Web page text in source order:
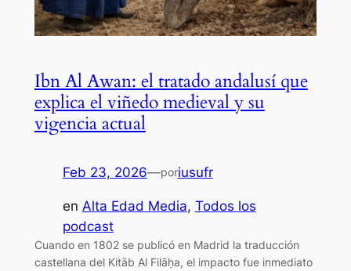
Ibn Al Awan: el tratado andalusí que
explica el viñedo medieval y su
vigencia actual
Feb 23, 2026—poriusufr
en Alta Edad Media, Todos los
podcast
Cuando en 1802 se publicó en Madrid la traducción
castellana del Kitāb Al Filāḥa, el impacto fue inmediato